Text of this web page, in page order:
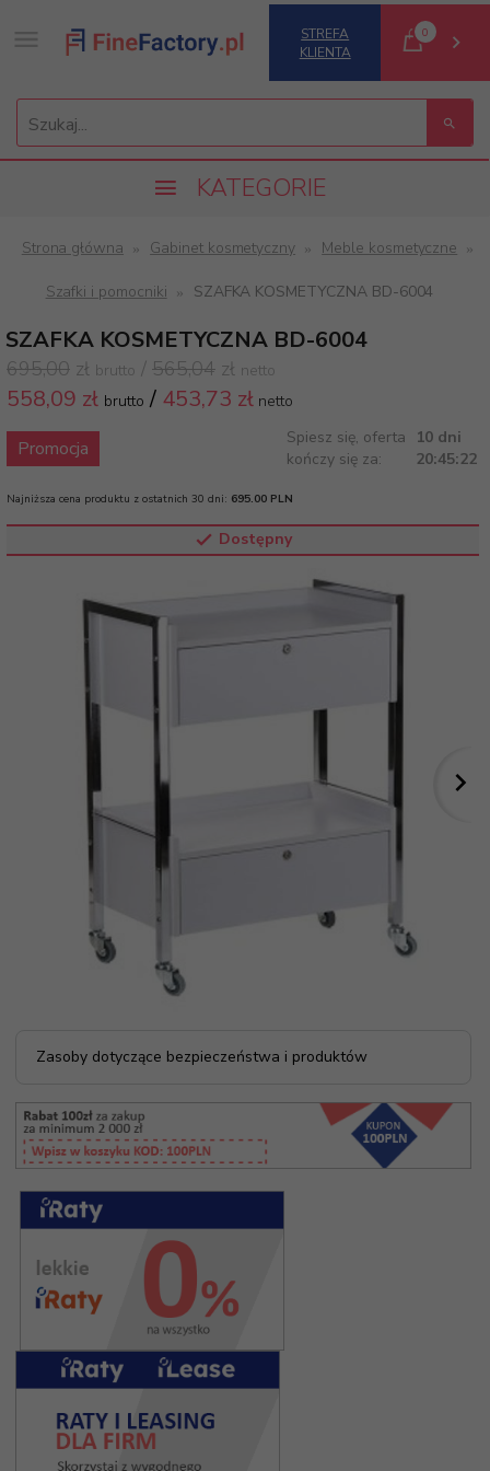
Szukaj...
STREFA
KLIENTA
0
KATEGORIE
Strona główna Gabinet kosmetyczny Meble kosmetyczne
Szafki i pomocniki SZAFKA KOSMETYCZNA BD-6004
SZAFKA KOSMETYCZNA BD-6004
695,00 zł brutto / 565,04 zł netto
558,09 zł brutto / 453,73 zł netto
Promocja
Spiesz się, oferta
kończy się za:
10 dni
20:45:22
Najniższa cena produktu z ostatnich 30 dni: 695.00 PLN
Dostępny
Zasoby dotyczące bezpieczeństwa i produktów